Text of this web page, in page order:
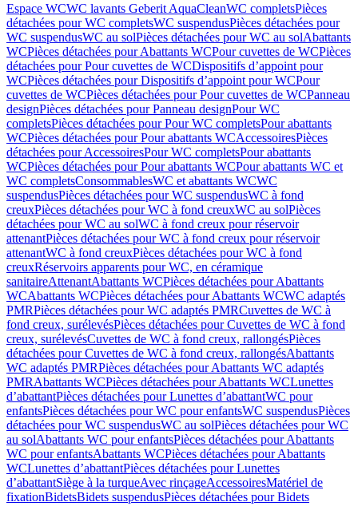
Espace WCWC lavants Geberit AquaCleanWC completsPièces
détachées pour WC completsWC suspendusPièces détachées pour
WC suspendusWC au solPièces détachées pour WC au solAbattants
WCPièces détachées pour Abattants WCPour cuvettes de WCPièces
détachées pour Pour cuvettes de WCDispositifs d’appoint pour
WCPièces détachées pour Dispositifs d’appoint pour WCPour
cuvettes de WCPièces détachées pour Pour cuvettes de WCPanneau
designPièces détachées pour Panneau designPour WC
completsPièces détachées pour Pour WC completsPour abattants
WCPièces détachées pour Pour abattants WCAccessoiresPièces
détachées pour AccessoiresPour WC completsPour abattants
WCPièces détachées pour Pour abattants WCPour abattants WC et
WC completsConsommablesWC et abattants WCWC
suspendusPièces détachées pour WC suspendusWC à fond
creuxPièces détachées pour WC à fond creuxWC au solPièces
détachées pour WC au solWC à fond creux pour réservoir
attenantPièces détachées pour WC à fond creux pour réservoir
attenantWC à fond creuxPièces détachées pour WC à fond
creuxRéservoirs apparents pour WC, en céramique
sanitaireAttenantAbattants WCPièces détachées pour Abattants
WCAbattants WCPièces détachées pour Abattants WCWC adaptés
PMRPièces détachées pour WC adaptés PMRCuvettes de WC à
fond creux, surélevésPièces détachées pour Cuvettes de WC à fond
creux, surélevésCuvettes de WC à fond creux, rallongésPièces
détachées pour Cuvettes de WC à fond creux, rallongésAbattants
WC adaptés PMRPièces détachées pour Abattants WC adaptés
PMRAbattants WCPièces détachées pour Abattants WCLunettes
d’abattantPièces détachées pour Lunettes d’abattantWC pour
enfantsPièces détachées pour WC pour enfantsWC suspendusPièces
détachées pour WC suspendusWC au solPièces détachées pour WC
au solAbattants WC pour enfantsPièces détachées pour Abattants
WC pour enfantsAbattants WCPièces détachées pour Abattants
WCLunettes d’abattantPièces détachées pour Lunettes
d’abattantSiège à la turqueAvec rinçageAccessoiresMatériel de
fixationBidetsBidets suspendusPièces détachées pour Bidets